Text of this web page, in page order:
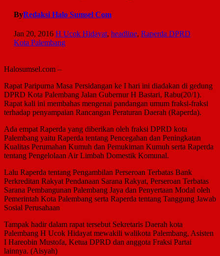
ByRedaksi Halo Sumsel Com
Jan 20, 2016 H Ucok Hidayat, headline, Raperda DPRD
Kota Palembang
Halosumsel.com –
Rapat Paripurna Masa Persidangan ke I hari ini diadakan di gedung
DPRD Kota Palembang Jalan Gubernur H Bastari, Rabu(20/1).
Rapat kali ini membahas mengenai pandangan umum fraksi-fraksi
terhadap penyampaian Rancangan Peraturan Daerah (Raperda).
Ada empat Raperda yang diberikan oleh fraksi DPRD kota
Palembang yaitu Raperda tentang Pencegahan dan Peningkatan
Kualitas Perumahan Kumuh dan Pemukiman Kumuh serta Raperda
tentang Pengelolaan Air Limbah Domestik Komunal.
Lalu Raperda tentang Pengambilan Perseroan Terbatas Bank
Perkreditan Rakyat Pendanaan Sarana Rakyat, Perseroan Terbatas
Sarana Pembangunan Palembang Jaya dan Penyertaan Modal oleh
Pemerintah Kota Palembang serta Raperda tentang Tanggung Jawab
Sosial Perusahaan
Tampak hadir dalam rapat tersebut Sekretaris Daerah kota
Palembang H Ucok Hidayat mewakili walikota Palembang, Asisten
I Hareobin Mustofa, Ketua DPRD dan anggota Fraksi Partai
lainnya. (Aisyah)